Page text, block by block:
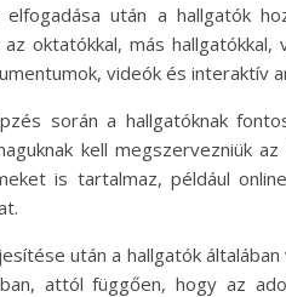
után a hallgatók
az oktatókkal, más
videók és interaktív
során a hallgatóknak
kell megszervezniük
is tartalmaz, például
után a hallgatók
attól függően, hogy az